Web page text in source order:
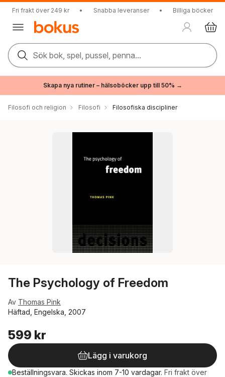
Fri frakt över 249 kr • Snabba leveranser • Billiga böcker
Sök bok, spel, pussel, penna...
Skapa nya rutiner – hälsoböcker upp till 50% →
Filosofi och religion Filosofi Filosofiska discipliner
The Psychology of Freedom
Av Thomas Pink
Häftad, Engelska, 2007
599 kr
Lägg i varukorg
Beställningsvara. Skickas inom 7-10 vardagar. Fri frakt över